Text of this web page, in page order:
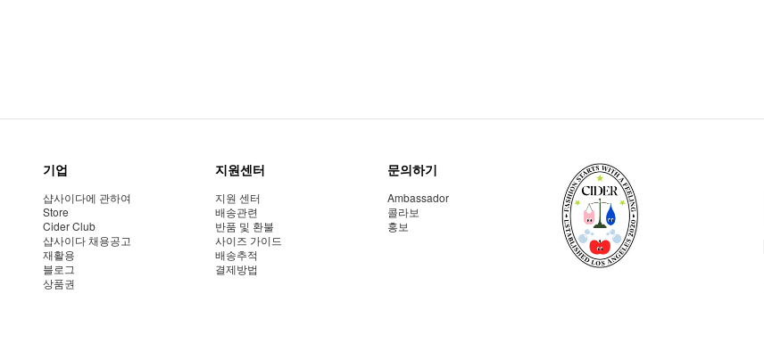
기업
샵사이다에 관하여
Store
Cider Club
샵사이다 채용공고
재활용
블로그
상품권
지원센터
지원 센터
배송관련
반품 및 환불
사이즈 가이드
배송추적
결제방법
문의하기
Ambassador
콜라보
홍보